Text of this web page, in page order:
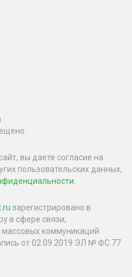
вы даете согласие на
пользовательских данных,
зарегистрировано в
в сфере связи,
коммуникаций
от 02.09.2019 ЭЛ № ФС 77